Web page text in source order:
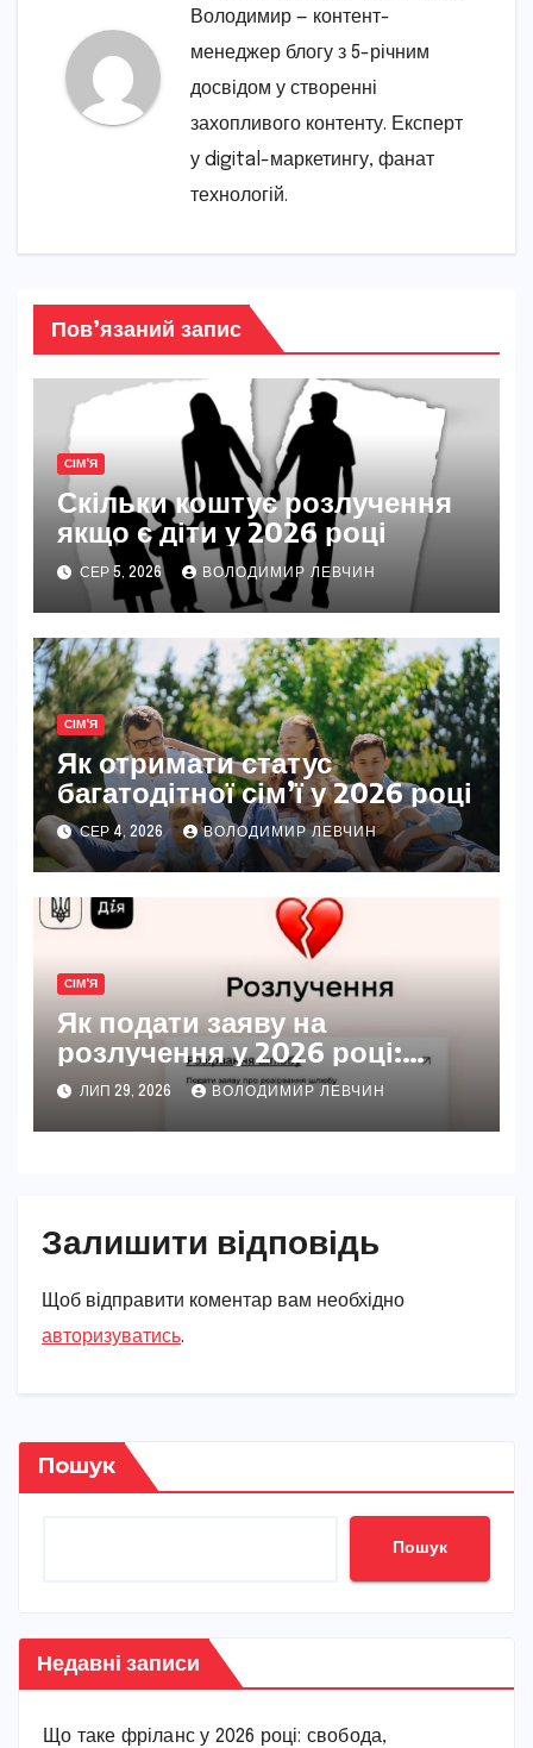
Володимир — контент-
менеджер блогу з 5-річним
досвідом у створенні
захопливого контенту. Експерт
у digital-маркетингу, фанат
технологій.
Пов’язаний запис
СІМ'Я
Скільки коштує розлучення
якщо є діти у 2026 році
СЕР 5, 2026 ВОЛОДИМИР ЛЕВЧИН
СІМ'Я
Як отримати статус
багатодітної сім’ї у 2026 році
СЕР 4, 2026 ВОЛОДИМИР ЛЕВЧИН
СІМ'Я
Як подати заяву на
розлучення у 2026 році:
повний покроковий гайд
ЛИП 29, 2026 ВОЛОДИМИР ЛЕВЧИН
Залишити відповідь
Щоб відправити коментар вам необхідно
авторизуватись.
Пошук
Пошук
Недавні записи
Що таке фріланс у 2026 році: свобода,